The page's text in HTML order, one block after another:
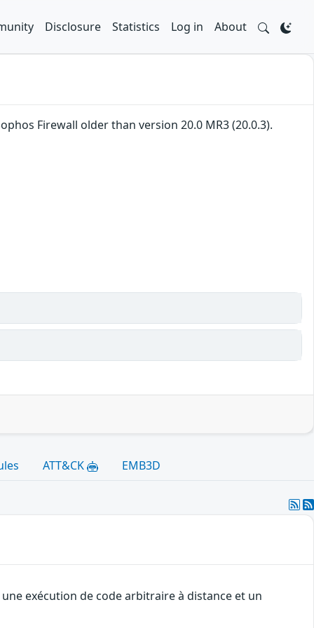
Disclosure Statistics Log in About
Firewall older than version 20.0 MR3 (20.0.3).
ATT&CK EMB3D
exécution de code arbitraire à distance et un